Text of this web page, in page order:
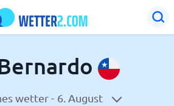
wetter - 6. August